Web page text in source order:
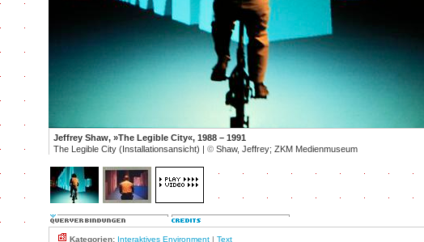
Jeffrey Shaw, »The Legible City«, 1988 – 1991
The Legible City (Installationsansicht) | © Shaw, Jeffrey; ZKM Medienmuseum
Kategorien: Interaktives Environment | Text